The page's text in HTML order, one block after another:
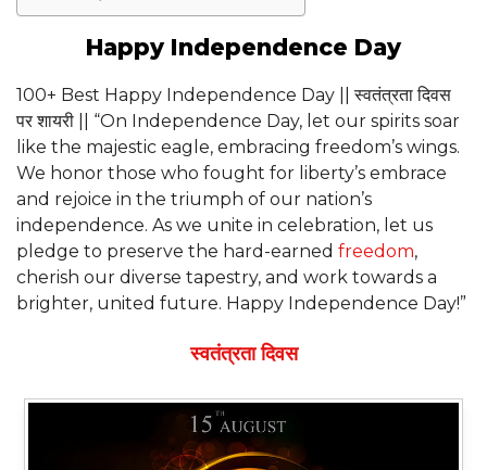
Happy Independence Day
100+ Best Happy Independence Day || स्वतंत्रता दिवस
पर शायरी || “On Independence Day, let our spirits soar
like the majestic eagle, embracing freedom’s wings.
We honor those who fought for liberty’s embrace
and rejoice in the triumph of our nation’s
independence. As we unite in celebration, let us
pledge to preserve the hard-earned freedom,
cherish our diverse tapestry, and work towards a
brighter, united future. Happy Independence Day!”
स्वतंत्रता दिवस